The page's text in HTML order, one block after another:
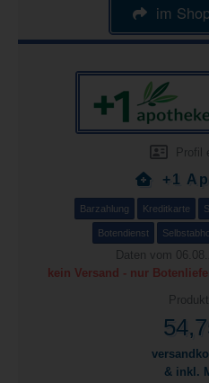
im
Profil
+1
Barzahlung Kreditkarte
Botendienst
Daten vom
kein Versand - nur
& inkl.